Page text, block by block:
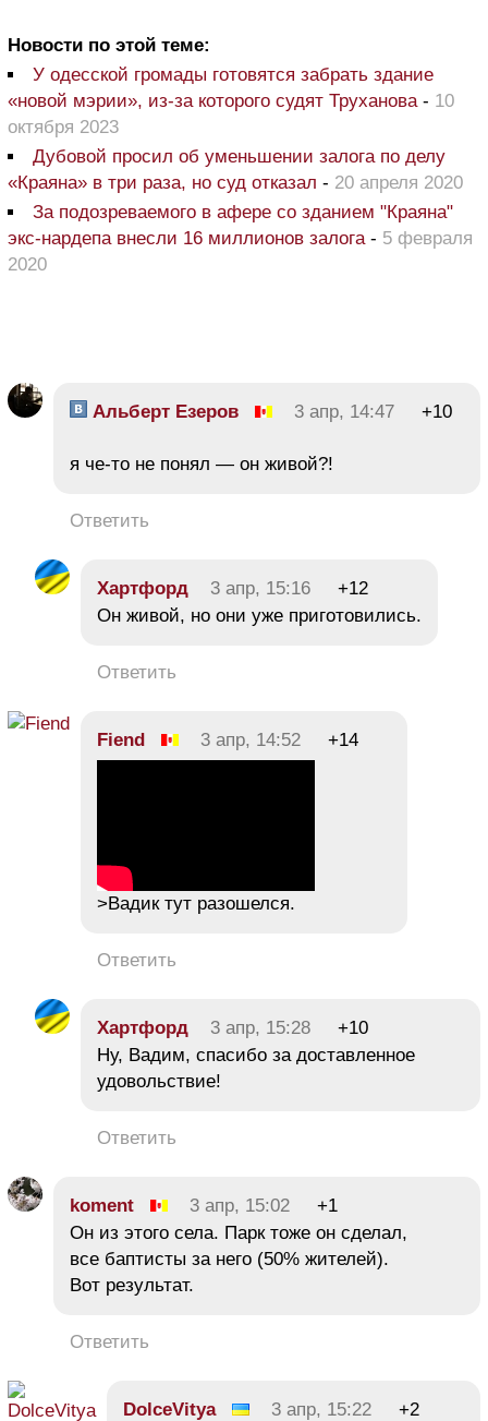
Новости по этой теме:
У одесской громады готовятся забрать здание
«новой мэрии», из-за которого судят Труханова- 10
октября 2023
Дубовой просил об уменьшении залога по делу
«Краяна» в три раза, но суд отказал - 20 апреля 2020
За подозреваемого в афере со зданием "Краяна"
экс-нардепа внесли 16 миллионов залога- 5 февраля
2020
Альберт Езеров 3 апр, 14:47 +10
я че-то не понял — он живой?!
Ответить
Хартфорд 3 апр, 15:16
+12
Он живой, но они уже приготовились.
Ответить
Fiend 3 апр, 14:52 +14
>Вадик тут разошелся.
Ответить
Хартфорд 3 апр, 15:28
+10
Ну, Вадим, спасибо за доставленное
удовольствие!
Ответить
koment 3 апр, 15:02
+1
Он из этого села. Парк тоже он сделал,
все баптисты за него (50% жителей).
Вот результат.
Ответить
DolceVitya 3 апр, 15:22
+2